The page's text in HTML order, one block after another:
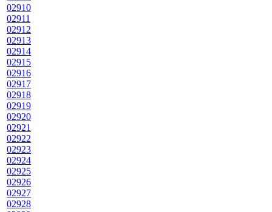
02910
02911
02912
02913
02914
02915
02916
02917
02918
02919
02920
02921
02922
02923
02924
02925
02926
02927
02928